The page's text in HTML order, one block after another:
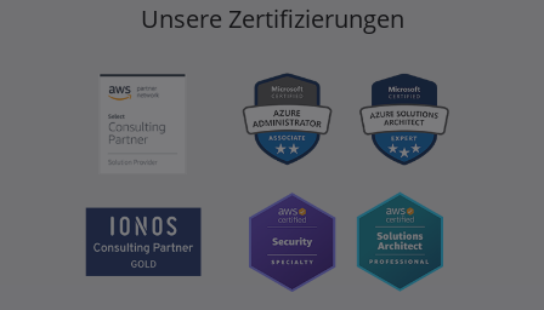
Unsere Zertifizierungen